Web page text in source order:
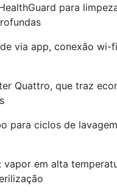
para
via app, conexão wi-
Quattro, que traz
para ciclos de
vapor em alta